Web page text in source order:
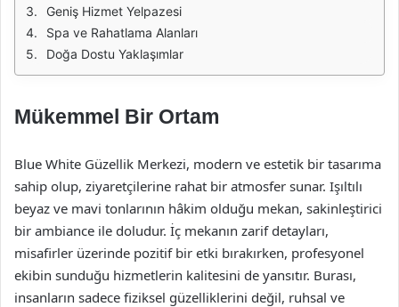
Geniş Hizmet Yelpazesi
Spa ve Rahatlama Alanları
Doğa Dostu Yaklaşımlar
Mükemmel Bir Ortam
Blue White Güzellik Merkezi, modern ve estetik bir tasarıma
sahip olup, ziyaretçilerine rahat bir atmosfer sunar. Işıltılı
beyaz ve mavi tonlarının hâkim olduğu mekan, sakinleştirici
bir ambiance ile doludur. İç mekanın zarif detayları,
misafirler üzerinde pozitif bir etki bırakırken, profesyonel
ekibin sunduğu hizmetlerin kalitesini de yansıtır. Burası,
insanların sadece fiziksel güzelliklerini değil, ruhsal ve